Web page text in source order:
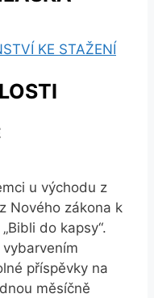
KE STAŽENÍ
u východu z
Nového zákona k
do kapsy“.
příspěvky na
měsíčně